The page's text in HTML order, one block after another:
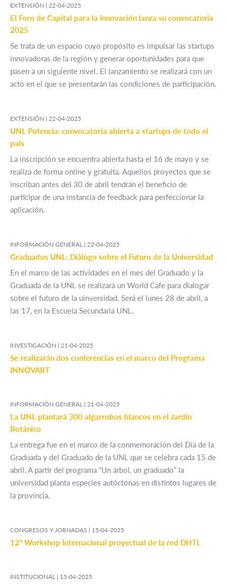
EXTENSIÓN | 22-04-2025
El Foro de Capital para la Innovación lanza su convocatoria
2025
Se trata de un espacio cuyo propósito es impulsar las startups
innovadoras de la región y generar oportunidades para que
pasen a un siguiente nivel. El lanzamiento se realizará con un
acto en el que se presentarán las condiciones de participación.
EXTENSIÓN | 22-04-2025
UNL Potencia: convocatoria abierta a startups de todo el
país
La inscripción se encuentra abierta hasta el 16 de mayo y se
realiza de forma online y gratuita. Aquellos proyectos que se
inscriban antes del 30 de abril tendrán el beneficio de
participar de una instancia de feedback para perfeccionar la
aplicación.
INFORMACIÓN GENERAL | 22-04-2025
Graduados UNL: Diálogo sobre el Futuro de la Universidad
En el marco de las actividades en el mes del Graduado y la
Graduada de la UNL se realizará un World Cafe para dialogar
sobre el futuro de la uinversidad. Será el lunes 28 de abril, a
las 17, en la Escuela Secundaria UNL.
INVESTIGACIÓN | 21-04-2025
Se realizarán dos conferencias en el marco del Programa
INNOVART
INFORMACIÓN GENERAL | 21-04-2025
La UNL plantará 300 algarrobos blancos en el Jardín
Botánico
La entrega fue en el marco de la conmemoración del Día de la
Graduada y del Graduado de la UNL que se celebra cada 15 de
abril. A partir del programa “Un árbol, un graduado” la
universidad planta especies autóctonas en distintos lugares de
la provincia.
CONGRESOS Y JORNADAS | 15-04-2025
12° Workshop Internacional proyectual de la red DHTL
INSTITUCIONAL | 15-04-2025